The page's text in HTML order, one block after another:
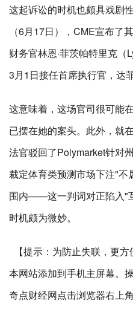
这起诉讼的时机也颇具戏剧
（6月17日），CME宣布了
财务官林恩·菲茨帕特里克
3月1日接任首席执行官，达
这意味着，这场官司很可能
已摆在她的案头。此外，就
法官驳回了Polymarket针对
裁定体育类预测市场下注"
围内——这一判词对正陷入"
时机颇为微妙。
【提示：为防止失联，更
本网站添加到手机主屏幕。
奇点财经网点击浏览器右上